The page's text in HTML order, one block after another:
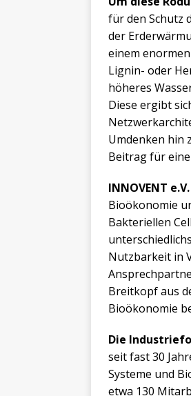
für den Schutz
der
einem
Lignin- oder
höheres
Diese ergibt
Umdenken hin
Beitrag für
INNOVENT
Bioökonomie
Bakteriellen
Nutzbarkeit in
Breitkopf aus
Bioökonomie
Die
seit fast 30
Systeme und
etwa 130